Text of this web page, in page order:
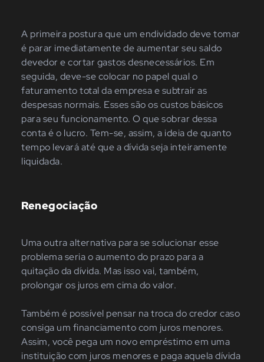
A primeira postura que um endividado deve tomar
é parar imediatamente de aumentar seu saldo
devedor e cortar gastos desnecessários. Em
seguida, deve-se colocar no papel qual o
faturamento total da empresa e subtrair as
despesas normais. Esses são os custos básicos
para seu funcionamento. O que sobrar dessa
conta é o lucro. Tem-se, assim, a ideia de quanto
tempo levará até que a dívida seja inteiramente
liquidada.
Renegociação
Uma outra alternativa para se solucionar esse
problema seria o aumento do prazo para a
quitação da dívida. Mas isso vai, também,
prolongar os juros em cima do valor.
Também é possível pensar na troca do credor caso
consiga um financiamento com juros menores.
Assim, você pega um novo empréstimo em uma
instituição com juros menores e paga aquela dívida